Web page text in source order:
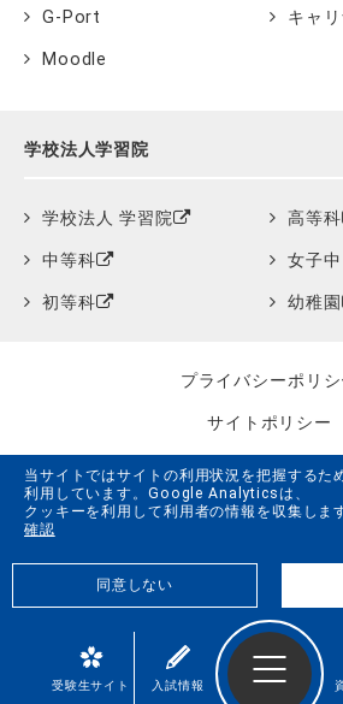
受験生サイト 入試情報
当サイトではサイトの利用状況を把握する
利用しています。Google Analyticsは、
クッキーを利用して利用者の情報を収集しま
確認
同意しない
G-Port キャ
Moodle
学校法人学習院
学校法人 学習院 高等科
中等科 女子
初等科 幼稚園
プライバシーポリシ
サイトポリシー
クッキーポリシー
サイトマップ
© Gakushuin University All